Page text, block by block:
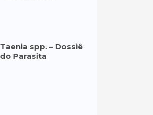
Taenia spp. – Dossiê
do Parasita